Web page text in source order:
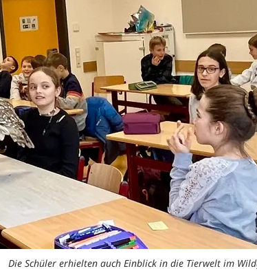
Die Schüler erhielten auch Einblick in die Tierwelt im